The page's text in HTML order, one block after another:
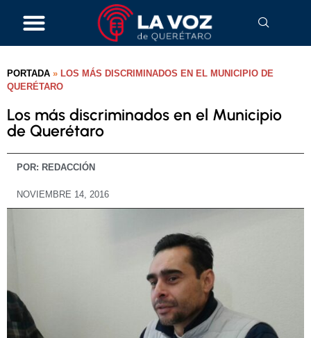
PORTADA » LOS MÁS DISCRIMINADOS EN EL MUNICIPIO DE
QUERÉTARO
Los más discriminados en el Municipio
de Querétaro
POR: REDACCIÓN
NOVIEMBRE 14, 2016